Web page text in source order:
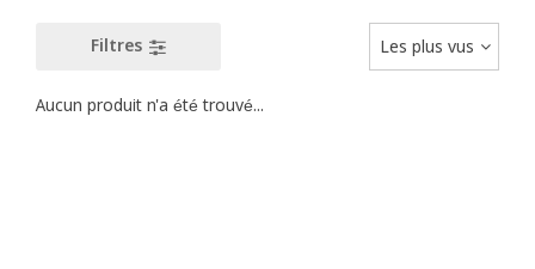
Filtres Les plus vus
Aucun produit n'a été trouvé...